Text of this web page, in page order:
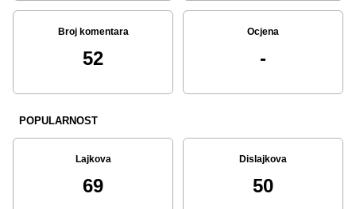
Broj komentara
52
Ocjena
-
POPULARNOST
Lajkova
69
Dislajkova
50